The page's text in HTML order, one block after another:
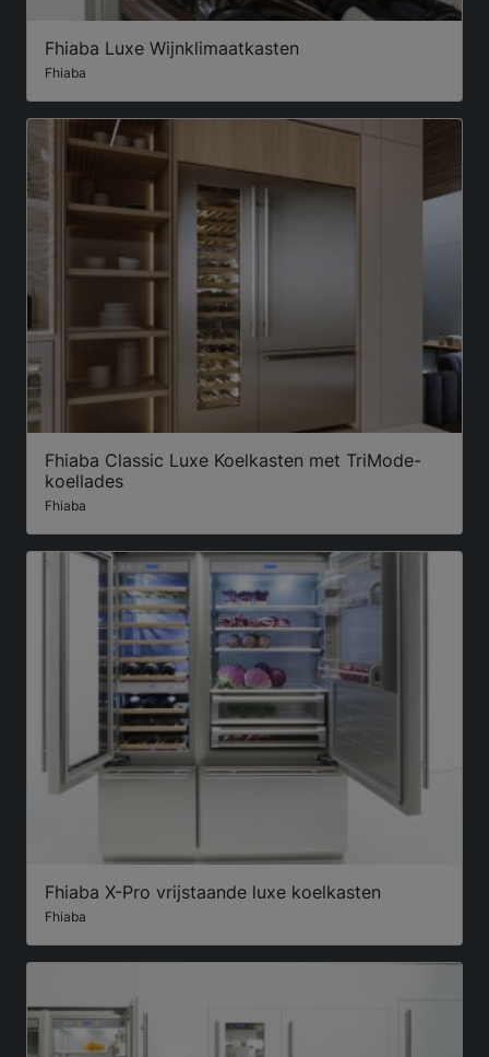
Fhiaba Luxe Wijnklimaatkasten
Fhiaba
Fhiaba Classic Luxe Koelkasten met TriMode-
koellades
Fhiaba
Fhiaba X-Pro vrijstaande luxe koelkasten
Fhiaba